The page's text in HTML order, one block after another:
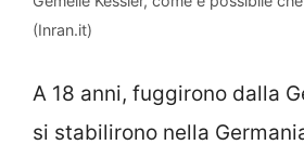
(Inran.it)
A 18 anni, fuggirono dalla
si stabilirono nella